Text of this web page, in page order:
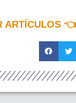
ARTÍCULOS 👈